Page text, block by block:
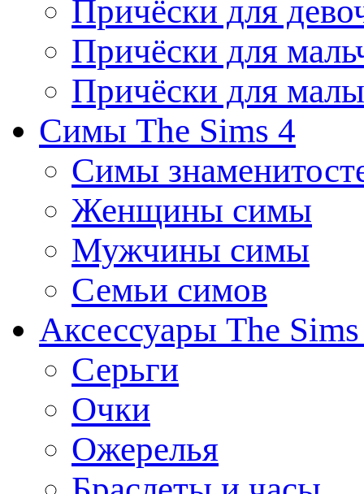
Причёски для
Причёски для
Причёски для
Симы The Sims 4
Симы
Женщины симы
Мужчины симы
Семьи симов
Аксессуары The
Серьги
Очки
Ожерелья